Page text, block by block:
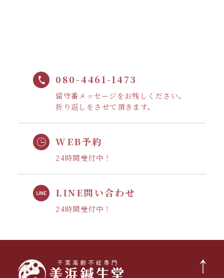
080-4461-1473
留守番メッセージをお残しください。
折り返しをさせて頂きます。
WEB予約
24時間受付中！
LINE問い合わせ
24時間受付中！